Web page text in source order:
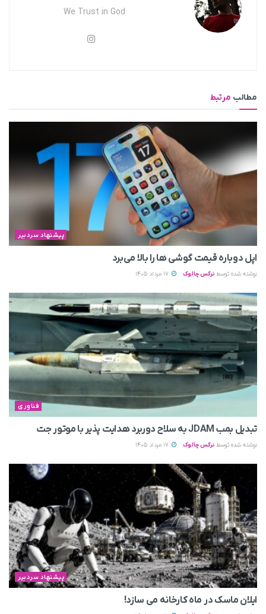
We Trust in God
مطالب مرتبط
پیشنهاد سردبیر
اپل دوباره قیمت‌ گوشی ها را بالا می‌برد
نوشته شده توسط نرگس چالوک
فناوری
تبدیل بمب JDAM به سلاح دوربرد هدایت پذیر با موتور جت
نوشته شده توسط نرگس چالوک
پیشنهاد سردبیر
ایلان ماسک در ماه کارخانه می سازد!